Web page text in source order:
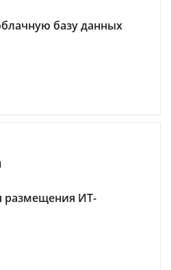
базу данных
размещения ИТ-